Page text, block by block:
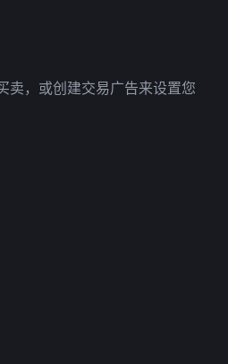
卖，或创建交易广告来设置您